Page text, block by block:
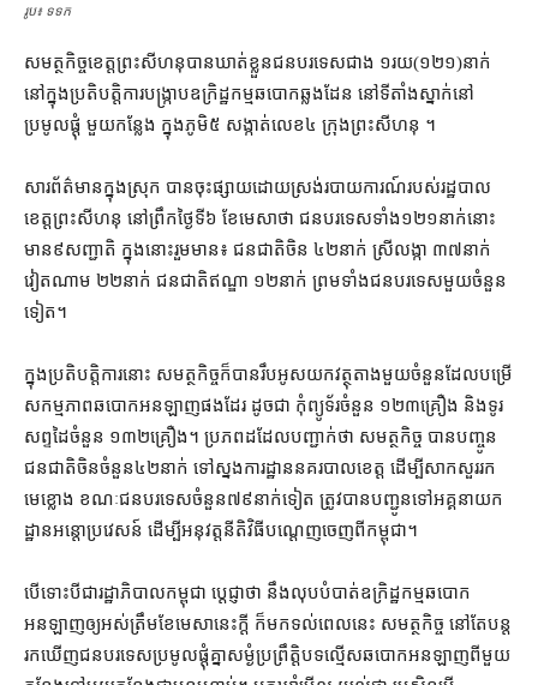
រូប៖ ទទក
សមត្ថកិច្ច​ខេត្ត​ព្រះសីហនុ​បាន​ឃាត់ខ្លួន​ជនបរទេស​ជាង ១​រយ​(១២១)​នាក់
នៅក្នុង​ប្រតិបត្តិ​ការ​បង្ក្រាប​ឧក្រិដ្ឋកម្ម​ឆបោក​ឆ្លងដែន នៅ​ទីតាំង​ស្នាក់នៅ​
ប្រមូល​ផ្តុំ មួយ​កន្លែង ក្នុងភូមិ​៥ សង្កាត់​លេខ​៤ ក្រុង​ព្រះសីហនុ ។
សារព័ត៌មាន​ក្នុងស្រុក បាន​ចុះផ្សាយ​ដោយ​ស្រង់​របាយការណ៍​របស់​រដ្ឋបាល​
ខេត្ត​ព្រះសីហនុ នៅ​ព្រឹក​ថ្ងៃទី​៦ ខែ​មេសា​ថា ជនបរទេស​ទាំង​១២១​នាក់​នោះ
មាន​៩​សញ្ជាតិ ក្នុង​នោះ​រួមមាន​៖ ជនជាតិ​ចិន ៤២​នាក់ ស្រីលង្កា ៣៧​នាក់
វៀតណាម ២២​នាក់ ជនជាតិ​ឥណ្ឌា ១២​នាក់ ព្រមទាំង​ជនបរទេស​មួយចំនួន​
ទៀត​។
ក្នុង​ប្រតិបត្តិការ​នោះ សមត្ថកិច្ច​ក៏បាន​រឹបអូស​យក​វត្ថុតាង​មួយចំនួន​ដែល​បម្រើ​
សកម្មភាព​ឆបោក​អនឡាញ​ផង​ដែរ ដូចជា កុំព្យូទ័រ​ចំនួន ១២៣​គ្រឿង និង​ទូរ​
សព្ទ​ដៃ​ចំនួន ១៣២​គ្រឿង​។ ប្រភព​ដដែល​បញ្ជាក់​ថា សមត្ថកិច្ច បា​ន​បញ្ចូន​
ជន​ជាតិចិន​ចំនួន​៤២​នាក់ ទៅ​ស្នងការដ្ឋាន​នគរបាល​ខេត្ត ដើម្បី​សាក​សួររក​
មេខ្លោង ខណៈ​ជនបរទេស​ចំនួន​៧៩​នាក់​ទៀត ត្រូវ​បាន​បញ្ជូន​ទៅ​អគ្គនាយក
ដ្ឋាន​អន្តោប្រវេសន៍ ដើម្បី​អនុវត្ត​នីតិវិធី​បណ្តេញ​ចេញពី​កម្ពុជា។
បើទោះបីជា​រដ្ឋាភិបាល​កម្ពុជា ប្ដេជ្ញា​ថា នឹង​លុបបំបាត់​ឧក្រិដ្ឋកម្ម​ឆបោក​
អនឡាញ​ឲ្យ​អស់​ត្រឹម​ខែមេសា​នេះ​ក្តី ក៏​មក​ទល់​ពេល​នេះ សមត្ថកិច្ច នៅតែ​បន្ត​
រក​ឃើញ​ជនបរទេស​ប្រមូល​ផ្តុំ​គ្នា​សម្ងំ​ប្រព្រឹត្តិ​បទល្មើស​ឆបោក​អន​ឡាញ​ពី​មួយ​